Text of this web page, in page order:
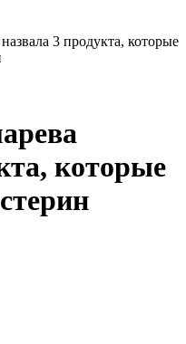
3 продукта, которые
которые